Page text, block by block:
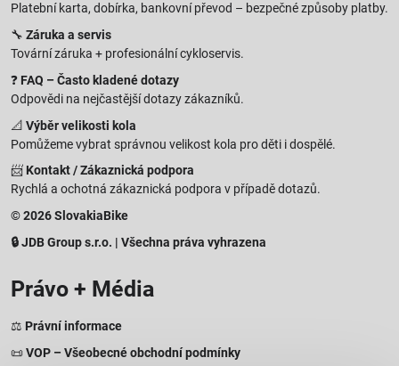
Platební karta, dobírka, bankovní převod – bezpečné způsoby platby.
🔧 Záruka a servis
Tovární záruka + profesionální cykloservis.
❓ FAQ – Často kladené dotazy
Odpovědi na nejčastější dotazy zákazníků.
📐 Výběr velikosti kola
Pomůžeme vybrat správnou velikost kola pro děti i dospělé.
📨 Kontakt / Zákaznická podpora
Rychlá a ochotná zákaznická podpora v případě dotazů.
© 2026 SlovakiaBike
🔒 JDB Group s.r.o. | Všechna práva vyhrazena
Právo + Média
⚖️ Právní informace
📜VOP – Všeobecné obchodní podmínky